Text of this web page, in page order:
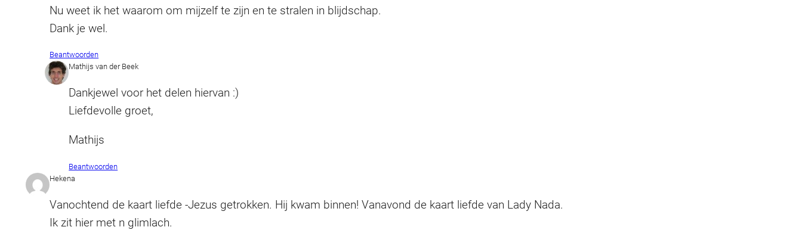
Nu weet ik het waarom om mijzelf te zijn en te stralen in blijdschap.
Dank je wel.
Beantwoorden
Mathijs van der Beek
Dankjewel voor het delen hiervan :)
Liefdevolle groet,
Mathijs
Beantwoorden
Hekena
Vanochtend de kaart liefde -Jezus getrokken. Hij kwam binnen! Vanavond de kaart liefde van Lady Nada.
Ik zit hier met n glimlach.